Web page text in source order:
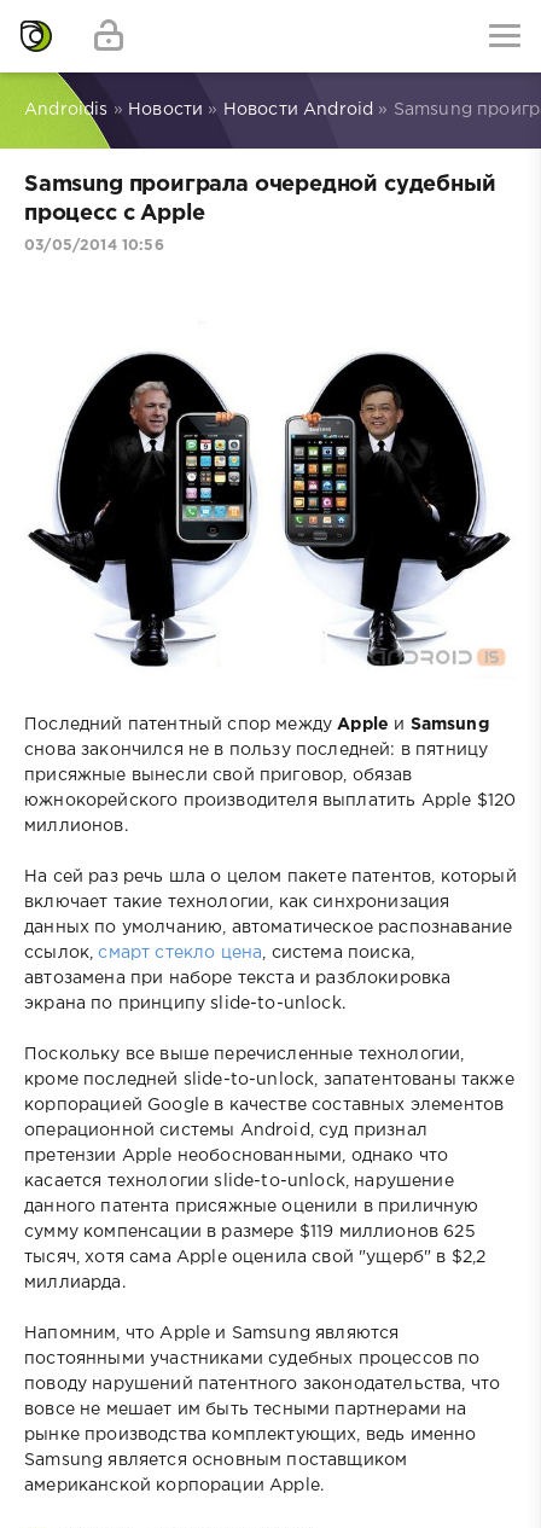
Androidis » Новости » Новости Android » Samsung
Samsung проиграла очередной судебный
процесс с Apple
03/05/2014 10:56
Последний патентный спор между Apple и Samsung
снова закончился не в пользу последней: в пятницу
присяжные вынесли свой приговор, обязав
южнокорейского производителя выплатить Apple $120
миллионов.
На сей раз речь шла о целом пакете патентов, который
включает такие технологии, как синхронизация
данных по умолчанию, автоматическое распознавание
ссылок,смарт стекло цена
, система поиска,
автозамена при наборе текста и разблокировка
экрана по принципу slide-to-unlock.
Поскольку все выше перечисленные технологии,
кроме последней slide-to-unlock, запатентованы также
корпорацией Google в качестве составных элементов
операционной системы Android, суд признал
претензии Apple необоснованными, однако что
касается технологии slide-to-unlock, нарушение
данного патента присяжные оценили в приличную
сумму компенсации в размере $119 миллионов 625
тысяч, хотя сама Apple оценила свой "ущерб" в $2,2
миллиарда.
Напомним, что Apple и Samsung являются
постоянными участниками судебных процессов по
поводу нарушений патентного законодательства, что
вовсе не мешает им быть тесными партнерами на
рынке производства комплектующих, ведь именно
Samsung является основным поставщиком
американской корпорации Apple.